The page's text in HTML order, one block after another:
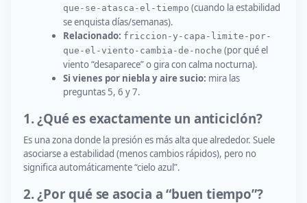
que-se-atasca-el-tiempo (cuando la estabilidad
se enquista días/semanas).
Relacionado: friccion-y-capa-limite-por-
que-el-viento-cambia-de-noche (por qué el
viento “desaparece” o gira con calma nocturna).
Si vienes por niebla y aire sucio: mira las
preguntas 5, 6 y 7.
1. ¿Qué es exactamente un anticiclón?
Es una zona donde la presión es más alta que alrededor. Suele
asociarse a estabilidad (menos cambios rápidos), pero no
significa automáticamente “cielo azul”.
2. ¿Por qué se asocia a “buen tiempo”?